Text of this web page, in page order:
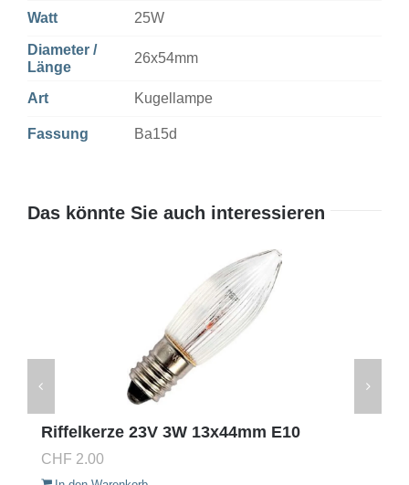
Watt 25W
Diameter /
Länge
26x54mm
Art Kugellampe
Fassung Ba15d
Das könnte Sie auch interessieren
Riffelkerze 23V 3W 13x44mm E10
CHF 2.00